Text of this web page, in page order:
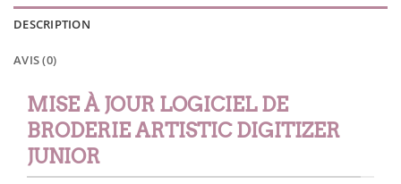
DESCRIPTION
AVIS (0)
MISE À JOUR LOGICIEL DE
BRODERIE ARTISTIC DIGITIZER
JUNIOR